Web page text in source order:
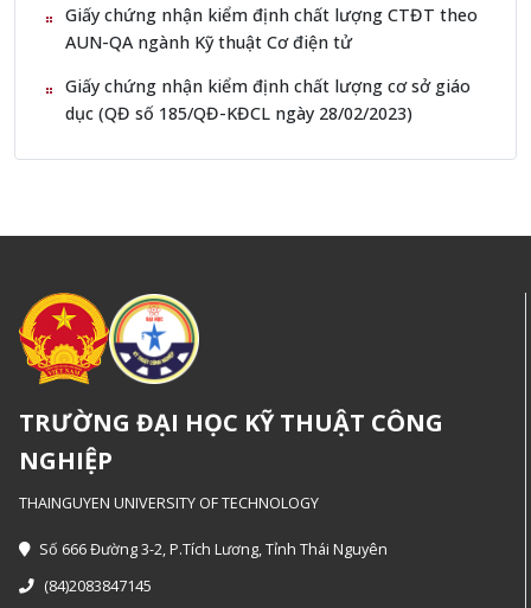
Giấy chứng nhận kiểm định chất lượng CTĐT theo
AUN-QA ngành Kỹ thuật Cơ điện tử
Giấy chứng nhận kiểm định chất lượng cơ sở giáo
dục (QĐ số 185/QĐ-KĐCL ngày 28/02/2023)
TRƯỜNG ĐẠI HỌC KỸ THUẬT CÔNG
NGHIỆP
THAINGUYEN UNIVERSITY OF TECHNOLOGY
Số 666 Đường 3-2, P.Tích Lương, Tỉnh Thái Nguyên
(84)2083847145